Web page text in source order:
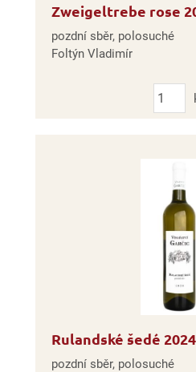
Zweigeltrebe rose
pozdní sběr, polosuché
Foltýn Vladimír
Počet
Rulandské šedé
pozdní sběr, polosuché